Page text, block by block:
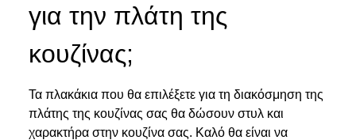
για την πλάτη της
κουζίνας;
Τα πλακάκια που θα επιλέξετε για τη διακόσμηση της
πλάτης της κουζίνας σας θα δώσουν στυλ και
χαρακτήρα στην κουζίνα σας. Καλό θα είναι να